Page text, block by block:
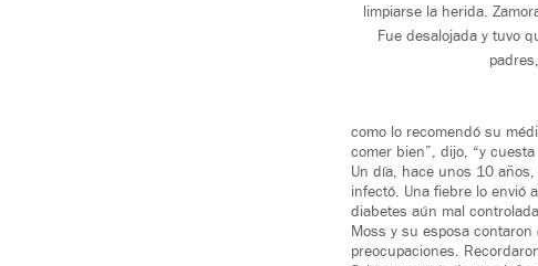
limpiarse la herida.
Fue desalojada y tuvo
como lo recomendó su
comer bien”, dijo, “y cuesta
Un día, hace unos 10
infectó. Una fiebre lo envió
diabetes aún mal
Moss y su esposa
preocupaciones.